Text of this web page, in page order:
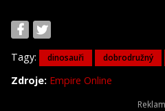
Tagy: dinosauři dobrodružný
Zdroje: Empire Online